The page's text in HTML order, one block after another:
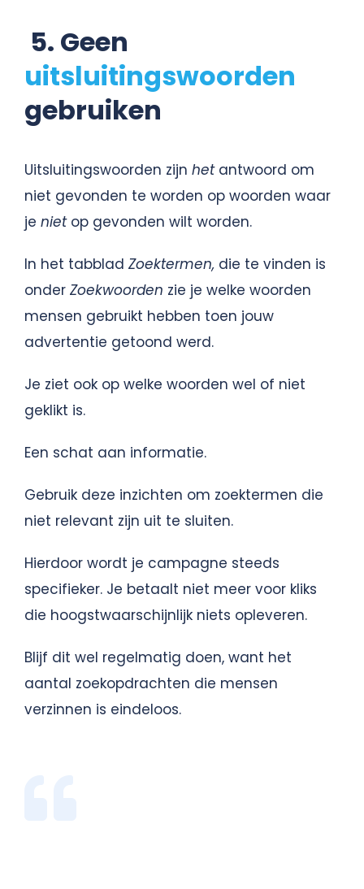
5. Geen
uitsluitingswoorden
gebruiken
Uitsluitingswoorden zijn het antwoord om
niet gevonden te worden op woorden waar
je nietop gevonden wilt worden.
In het tabblad Zoektermen, die te vinden is
onder Zoekwoorden zie je welke woorden
mensen gebruikt hebben toen jouw
advertentie getoond werd.
Je ziet ook op welke woorden wel of niet
geklikt is.
Een schat aan informatie.
Gebruik deze inzichten om zoektermen die
niet relevant zijn uit te sluiten.
Hierdoor wordt je campagne steeds
specifieker. Je betaalt niet meer voor kliks
die hoogstwaarschijnlijk niets opleveren.
Blijf dit wel regelmatig doen, want het
aantal zoekopdrachten die mensen
verzinnen is eindeloos.